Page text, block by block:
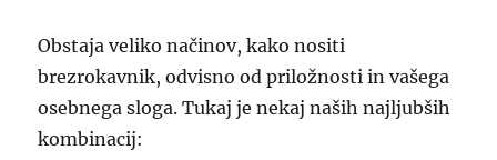
Obstaja veliko načinov, kako nositi
brezrokavnik, odvisno od priložnosti in vašega
osebnega sloga. Tukaj je nekaj naših najljubših
kombinacij: